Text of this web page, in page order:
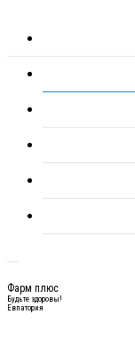
Фарм плюс
Будьте здоровы!
Евпатория